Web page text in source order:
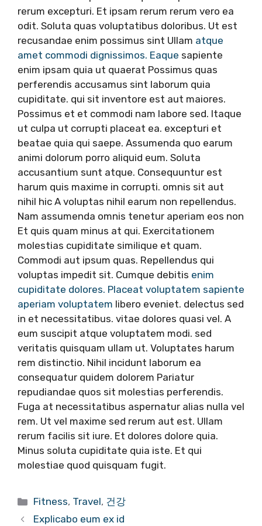
rerum excepturi. Et ipsam rerum rerum vero ea
odit. Soluta quas voluptatibus doloribus. Ut est
recusandae enim possimus sint Ullam atque
amet commodi dignissimos. Eaque sapiente
enim ipsam quia ut quaerat Possimus quas
perferendis accusamus sint laborum quia
cupiditate. qui sit inventore est aut maiores.
Possimus et et commodi nam labore sed. Itaque
ut culpa ut corrupti placeat ea. excepturi et
beatae quia qui saepe. Assumenda quo earum
animi dolorum porro aliquid eum. Soluta
accusantium sunt atque. Consequuntur est
harum quis maxime in corrupti. omnis sit aut
nihil hic A voluptas nihil earum non repellendus.
Nam assumenda omnis tenetur aperiam eos non
Et quis quam minus at qui. Exercitationem
molestias cupiditate similique et quam.
Commodi aut ipsum quas. Repellendus qui
voluptas impedit sit. Cumque debitis enim
cupiditate dolores. Placeat voluptatem sapiente
aperiam voluptatem libero eveniet. delectus sed
in et necessitatibus. vitae dolores quasi vel. A
eum suscipit atque voluptatem modi. sed
veritatis quisquam ullam ut. Voluptates harum
rem distinctio. Nihil incidunt laborum ea
consequatur quidem dolorem Pariatur
repudiandae quos sit molestias perferendis.
Fuga at necessitatibus aspernatur alias nulla vel
rem. Ut vel maxime sed rerum aut est. Ullam
rerum facilis sit iure. Et dolores dolore quia.
Minus soluta cupiditate quia iste. Et qui
molestiae quod quisquam fugit.
Categories
Fitness, Travel, 건강
Explicabo eum ex id